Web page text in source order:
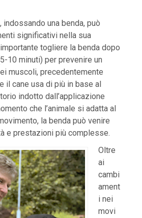
indossando una benda, può
significativi nella sua
togliere la benda dopo
10 minuti) per prevenire un
muscoli, precedentemente
il cane usa di più in base al
indotto dall’applicazione
che l’animale si adatta al
la benda può venire
e prestazioni più complesse.
Oltre
ai
cambi
ament
i nei
movi